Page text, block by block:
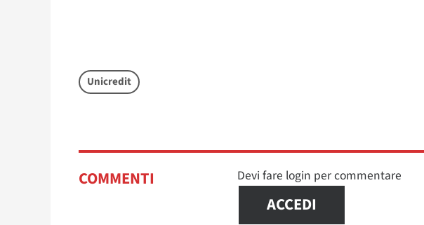
Unicredit
COMMENTI Devi fare login per commentare
ACCEDI